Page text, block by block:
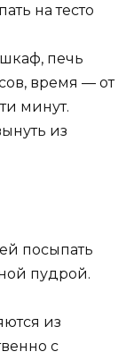
на тесто
печь
время — от
минут.
из
посыпать
пудрой.
из
с